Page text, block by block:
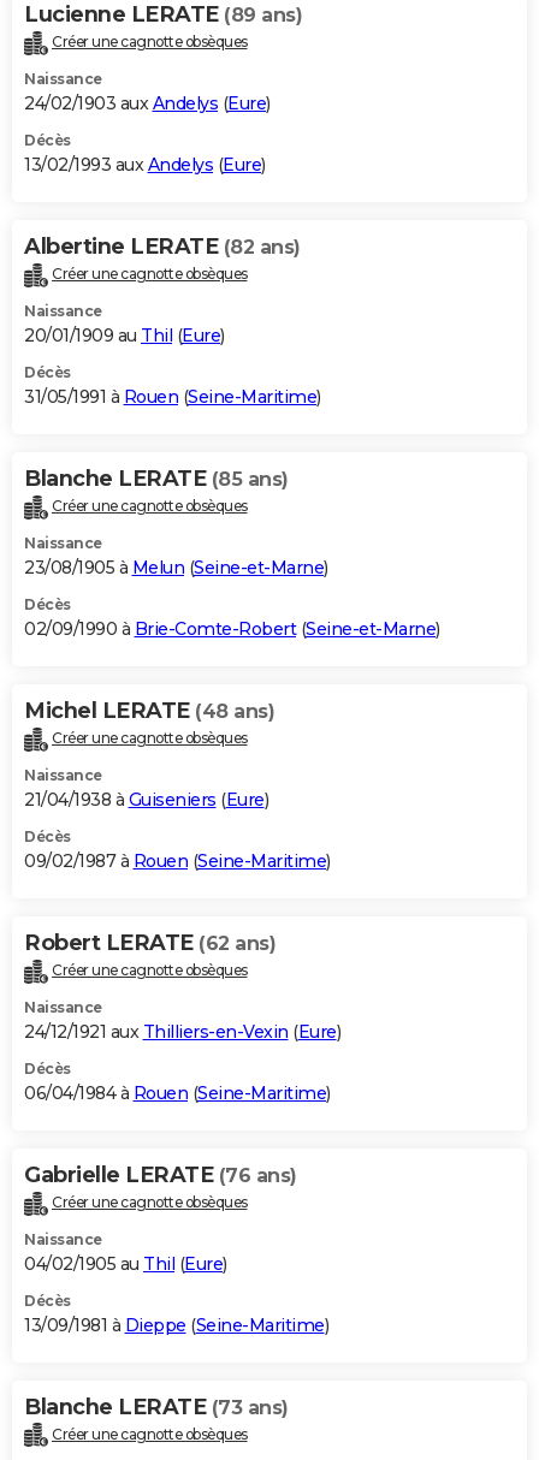
Lucienne LERATE (89 ans)
Créer une cagnotte obsèques
Naissance
24/02/1903 auxAndelys (Eure)
Décès
13/02/1993 auxAndelys (Eure)
Albertine LERATE (82 ans)
Créer une cagnotte obsèques
Naissance
20/01/1909 au Thil (Eure)
Décès
31/05/1991 à Rouen (Seine-Maritime)
Blanche LERATE (85 ans)
Créer une cagnotte obsèques
Naissance
23/08/1905 à Melun (Seine-et-Marne)
Décès
02/09/1990 à Brie-Comte-Robert(Seine-et-Marne)
Michel LERATE (48 ans)
Créer une cagnotte obsèques
Naissance
21/04/1938 à Guiseniers (Eure)
Décès
09/02/1987 à Rouen (Seine-Maritime)
Robert LERATE (62 ans)
Créer une cagnotte obsèques
Naissance
24/12/1921 aux Thilliers-en-Vexin (Eure)
Décès
06/04/1984 à Rouen (Seine-Maritime)
Gabrielle LERATE (76 ans)
Créer une cagnotte obsèques
Naissance
04/02/1905 au Thil (Eure)
Décès
13/09/1981 à Dieppe (Seine-Maritime)
Blanche LERATE (73 ans)
Créer une cagnotte obsèques